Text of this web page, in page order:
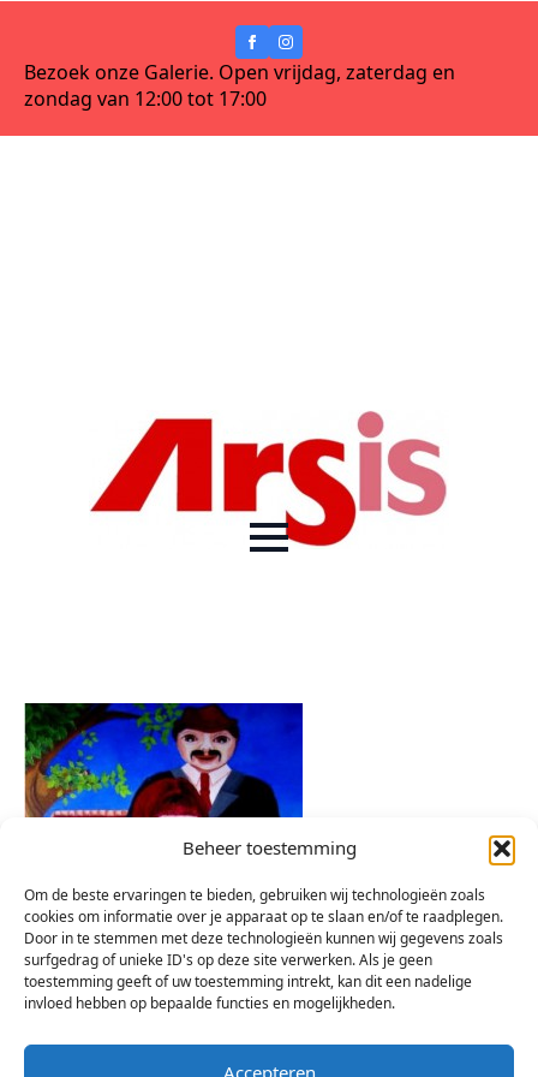
Beheer toestemming
Om de beste ervaringen te bieden, gebruiken wij technologieën zoals
cookies om informatie over je apparaat op te slaan en/of te raadplegen.
Door in te stemmen met deze technologieën kunnen wij gegevens zoals
surfgedrag of unieke ID's op deze site verwerken. Als je geen
toestemming geeft of uw toestemming intrekt, kan dit een nadelige
invloed hebben op bepaalde functies en mogelijkheden.
Accepteren
Bezoek onze Galerie. Open vrijdag, zaterdag en
zondag van 12:00 tot 17:00